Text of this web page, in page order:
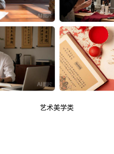
艺术美学类